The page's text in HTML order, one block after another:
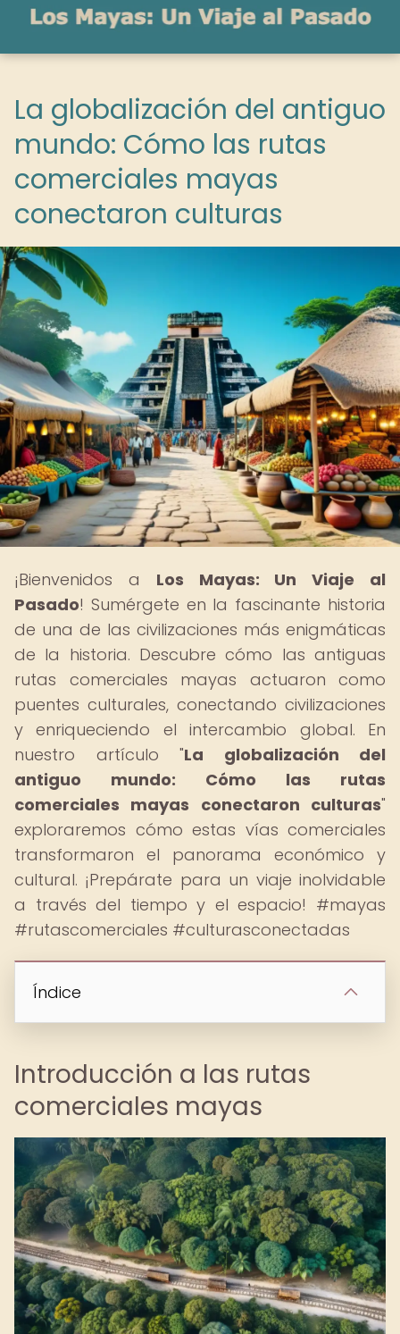
La globalización del antiguo
mundo: Cómo las rutas
comerciales mayas
conectaron culturas
¡Bienvenidos a Los Mayas: Un Viaje al
Pasado! Sumérgete en la fascinante historia
de una de las civilizaciones más enigmáticas
de la historia. Descubre cómo las antiguas
rutas comerciales mayas actuaron como
puentes culturales, conectando civilizaciones
y enriqueciendo el intercambio global. En
nuestro artículo "La globalización del
antiguo mundo: Cómo las rutas
comerciales mayas conectaron culturas"
exploraremos cómo estas vías comerciales
transformaron el panorama económico y
cultural. ¡Prepárate para un viaje inolvidable
a través del tiempo y el espacio! #mayas
#rutascomerciales #culturasconectadas
Índice
Introducción a las rutas
comerciales mayas